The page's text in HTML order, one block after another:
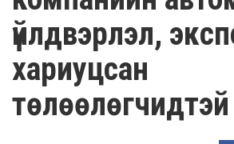
үйлдвэрлэл,
хариуцсан
төлөөлөгчидтэй